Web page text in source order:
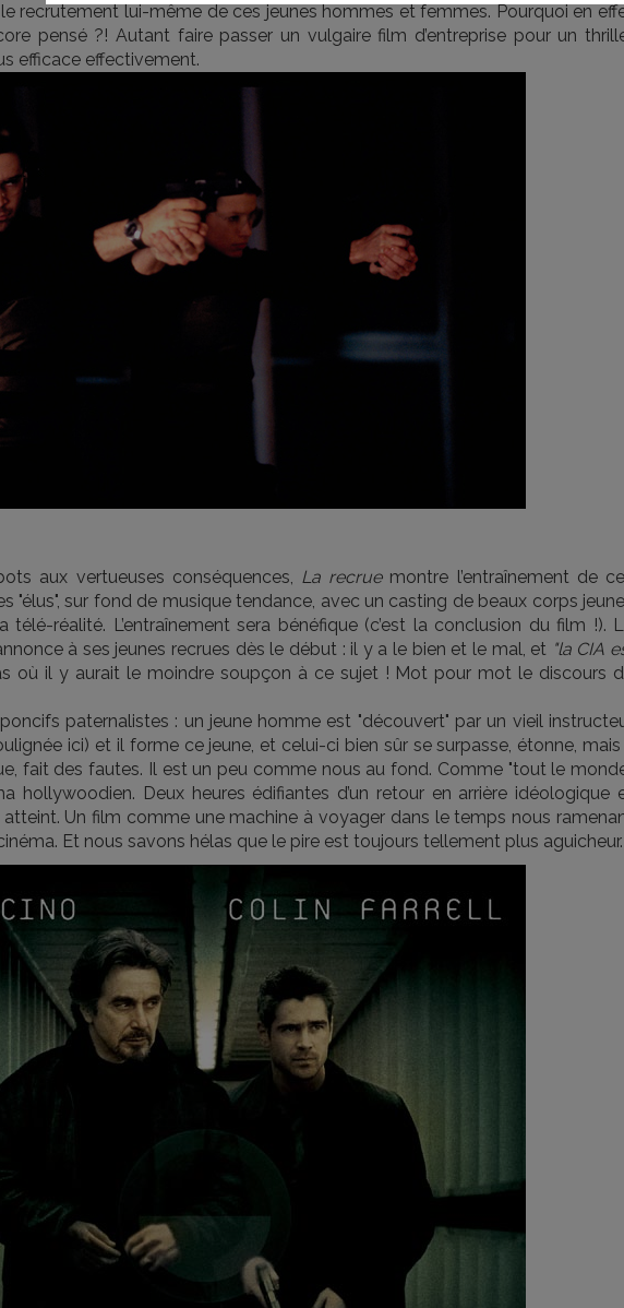
recrutement lui-même de ces jeunes hommes et femmes. Pourquoi en
pensé ?! Autant faire passer un vulgaire film d’entreprise pour un
efficace effectivement.
aux vertueuses conséquences, La recruemontre l’entraînement de
"élus", sur fond de musique tendance, avec un casting de beaux corps
réalité. L’entraînement sera bénéfique (c’est la conclusion du film !).
à ses jeunes recrues dès le début : il y a le bien et le mal, et "la CIA
où il y aurait le moindre soupçon à ce sujet ! Mot pour mot le discours
paternalistes : un jeune homme est "découvert" par un vieil
ici) et il forme ce jeune, et celui-ci bien sûr se surpasse, étonne,
fait des fautes. Il est un peu comme nous au fond. Comme "tout le
hollywoodien. Deux heures édifiantes d’un retour en arrière idéologique
Un film comme une machine à voyager dans le temps nous
Et nous savons hélas que le pire est toujours tellement plus aguicheur.